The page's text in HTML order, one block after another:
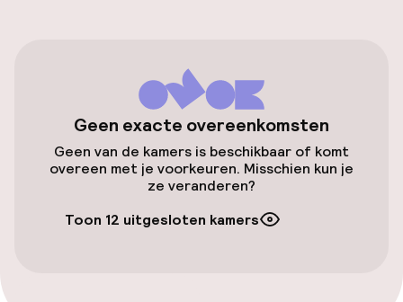
Luchthavenshuttle
Geen exacte overeenkomsten
Geen van de kamers is beschikbaar of komt
overeen met je voorkeuren. Misschien kun je
ze veranderen?
Toon 12 uitgesloten kamers